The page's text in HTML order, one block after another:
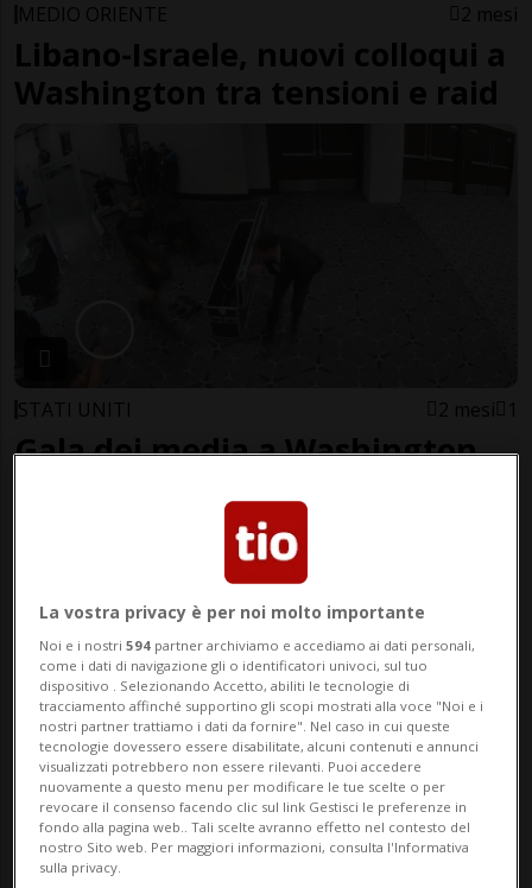
MEDIO ORIENTE 2 mesi
Libano-Israele, nuovi colloqui a
Washington tra tensioni e raid
STATI UNITI 2 mesi 1
Gala dei media a Washington,
La vostra privacy è per noi molto importante
Noi e i nostri594 partner archiviamo e accediamo ai dati personali,
come i dati di navigazione gli o identificatori univoci, sul tuo
dispositivo . Selezionando Accetto, abiliti le tecnologie di
tracciamento affinché supportino gli scopi mostrati alla voce "Noi e i
nostri partner trattiamo i dati da fornire". Nel caso in cui queste
tecnologie dovessero essere disabilitate, alcuni contenuti e annunci
visualizzati potrebbero non essere rilevanti. Puoi accedere
nuovamente a questo menu per modificare le tue scelte o per
revocare il consenso facendo clic sul link Gestisci le preferenze in
fondo alla pagina web.. Tali scelte avranno effetto nel contesto del
nostro Sito web. Per maggiori informazioni, consulta l'Informativa
sulla privacy.